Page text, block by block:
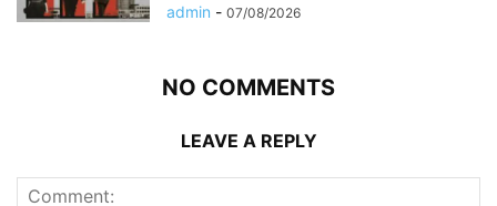
admin - 07/08/2026
NO COMMENTS
LEAVE A REPLY